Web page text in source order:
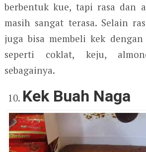
berbentuk kue, tapi rasa dan
masih sangat terasa. Selain
juga bisa membeli kek
seperti coklat, keju,
sebagainya.
Kek Buah Naga